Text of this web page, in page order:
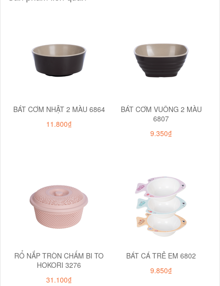
BÁT CƠM NHẬT 2 MÀU 6864
11.800₫
BÁT CƠM VUÔNG 2 MÀU
6807
9.350₫
RỔ NẮP TRÒN CHẤM BI TO
HOKORI 3276
31.100₫
BÁT CÁ TRẺ EM 6802
9.850₫